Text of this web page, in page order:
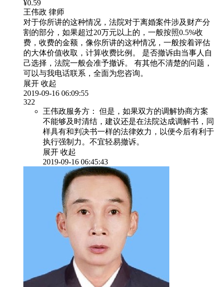
¥0.59
王伟政 律师
对于你所讲的这种情况，法院对于离婚案件涉及财产分
割的部分，如果超过20万元以上的，一般按照0.5%收
费，收费的金额，像你所讲的这种情况，一般按着评估
的大体价值收取，计算收费比例。 是否撤诉由当事人自
己选择，法院一般会准予撤诉。 有其他不清楚的问题，
可以与我电话联系，全面为您咨询。
展开 收起
2019-09-16 06:09:55
322
王伟政服务方：
但是，如果双方的调解协商方案
不能够及时清结，建议还是在法院达成调解书，同
样具有和判决书一样的法律效力，以便今后有利于
执行强制力。不宜轻易撤诉。
展开 收起
2019-09-16 06:45:43